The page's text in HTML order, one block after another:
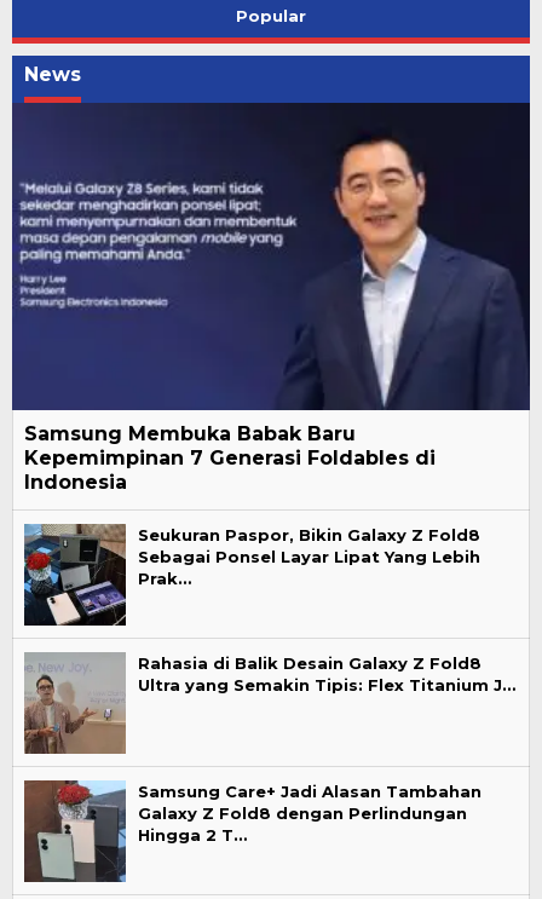
Popular
News
Samsung Membuka Babak Baru
Kepemimpinan 7 Generasi Foldables di
Indonesia
Seukuran Paspor, Bikin Galaxy Z Fold8
Sebagai Ponsel Layar Lipat Yang Lebih
Prak…
Rahasia di Balik Desain Galaxy Z Fold8
Ultra yang Semakin Tipis: Flex Titanium J…
Samsung Care+ Jadi Alasan Tambahan
Galaxy Z Fold8 dengan Perlindungan
Hingga 2 T…